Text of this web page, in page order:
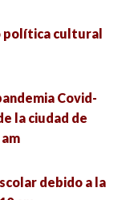
de
con impacto
determinan las
en las
12:30 pm
en
12:00 pm
ante sus
(2011–2021)
política cultural
Covid-
la ciudad de
debido a la